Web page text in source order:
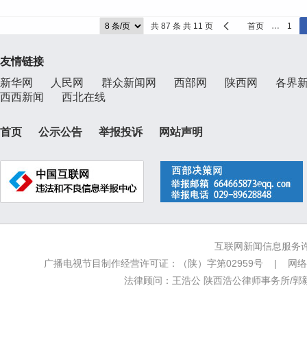
共 87 条 共 11 页 首页 … 1
友情链接
新华网
人民网 群众新闻网 西部网 陕西网
各界
西西新闻
西北在线
首页 公示公告 举报投诉 网站声明
互联网新闻信息服
广播电视节目制作经营许可证：（陕）字第02959号 |
法律顾问：王浩公 陕西浩公律师事务